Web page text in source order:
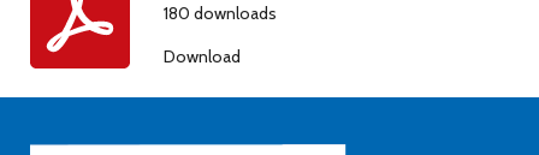
180 downloads
Download